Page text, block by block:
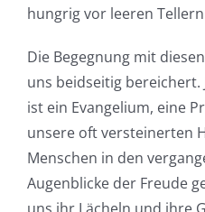
hungrig vor leeren
Die Begegnung mit
uns beidseitig bereichert.
ist ein Evangelium, eine
unsere oft versteinerten
Menschen in den
Augenblicke der Freude